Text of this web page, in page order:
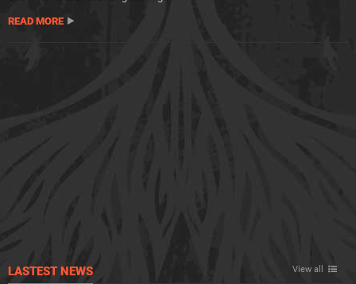
READ MORE
LASTEST NEWS View all